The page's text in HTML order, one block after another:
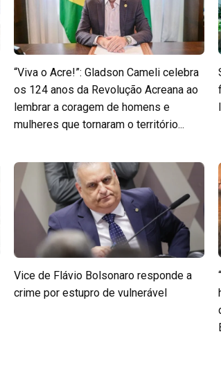
“Viva o Acre!”: Gladson Cameli celebra
os 124 anos da Revolução Acreana ao
lembrar a coragem de homens e
mulheres que tornaram o território...
Vice de Flávio Bolsonaro responde a
crime por estupro de vulnerável